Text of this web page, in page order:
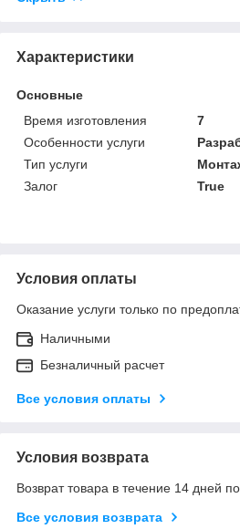
Характеристики
Основные
Время изготовления
7
Особенности услуги
Тип услуги
Залог
True
Условия оплаты
Оказание услуги только по
Наличными
Безналичный расчет
Все условия оплаты
Условия возврата
Возврат товара в течение 14 дней
Все условия возврата